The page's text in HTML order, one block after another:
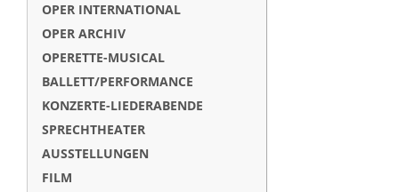
OPER INTERNATIONAL
OPER ARCHIV
OPERETTE-MUSICAL
BALLETT/PERFORMANCE
KONZERTE-LIEDERABENDE
SPRECHTHEATER
AUSSTELLUNGEN
FILM